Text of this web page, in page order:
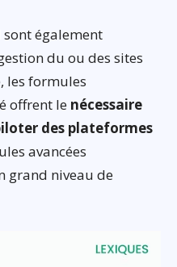
sont également
du ou des sites
les formules
offrent le nécessaire
des plateformes
avancées
grand niveau de